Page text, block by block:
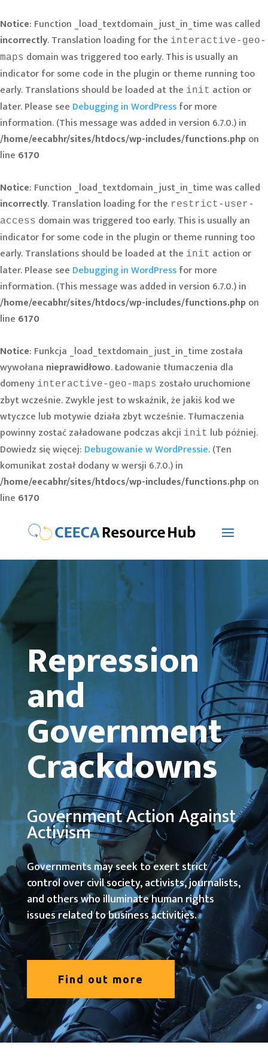
Notice: Function _load_textdomain_just_in_time was called
incorrectly. Translation loading for the interactive-geo-
maps domain was triggered too early. This is usually an
indicator for some code in the plugin or theme running too
early. Translations should be loaded at the init action or
later. Please see Debugging in WordPressfor more
information. (This message was added in version 6.7.0.) in
/home/eecabhr/sites/htdocs/wp-includes/functions.php on
line 6170
Notice: Function _load_textdomain_just_in_time was called
incorrectly. Translation loading for the restrict-user-
access domain was triggered too early. This is usually an
indicator for some code in the plugin or theme running too
early. Translations should be loaded at the init action or
later. Please see Debugging in WordPressfor more
information. (This message was added in version 6.7.0.) in
/home/eecabhr/sites/htdocs/wp-includes/functions.php on
line 6170
Notice: Funkcja _load_textdomain_just_in_time została
wywołana nieprawidłowo. Ładowanie tłumaczenia dla
domeny interactive-geo-maps zostało uruchomione
zbyt wcześnie. Zwykle jest to wskaźnik, że jakiś kod we
wtyczce lub motywie działa zbyt wcześnie. Tłumaczenia
powinny zostać załadowane podczas akcji init lub później.
Dowiedz się więcej: Debugowanie w WordPressie. (Ten
komunikat został dodany w wersji 6.7.0.) in
/home/eecabhr/sites/htdocs/wp-includes/functions.php on
line 6170
Repression
and
Government
Crackdowns
Government Action Against
Activism
Governments may seek to exert strict
control over civil society, activists, journalists,
and others who illuminate human rights
issues related to business activities.
Find out more